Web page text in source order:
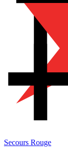
Secours Rouge